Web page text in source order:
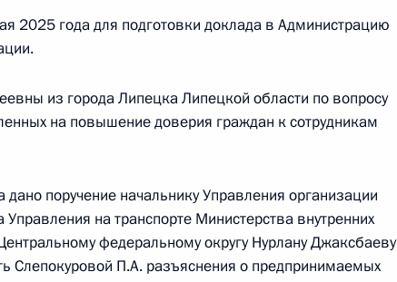
жителя Республики Адыгея, проведённого
Федерации начальником Управления
в Приёмной Президента Российской Федерации
23 января 2025 года
поручения, данного по итогам личного приёма
жителя Магаданской области, проведённого
2025 года для подготовки доклада в Администрацию
из города Липецка Липецкой области по вопросу
на повышение доверия граждан к сотрудникам
поручение начальнику Управления организации
на транспорте Министерства внутренних
федеральному округу Нурлану Джаксбаеву
Слепокуровой П.А. разъяснения о предпринимаемых